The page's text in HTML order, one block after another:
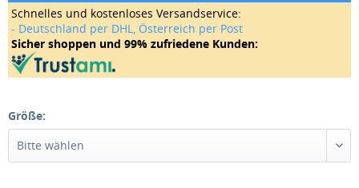
Schnelles und kostenloses Versandservice:
- Deutschland per DHL, Österreich per Post
Sicher shoppen und 99% zufriedene Kunden:
Größe: